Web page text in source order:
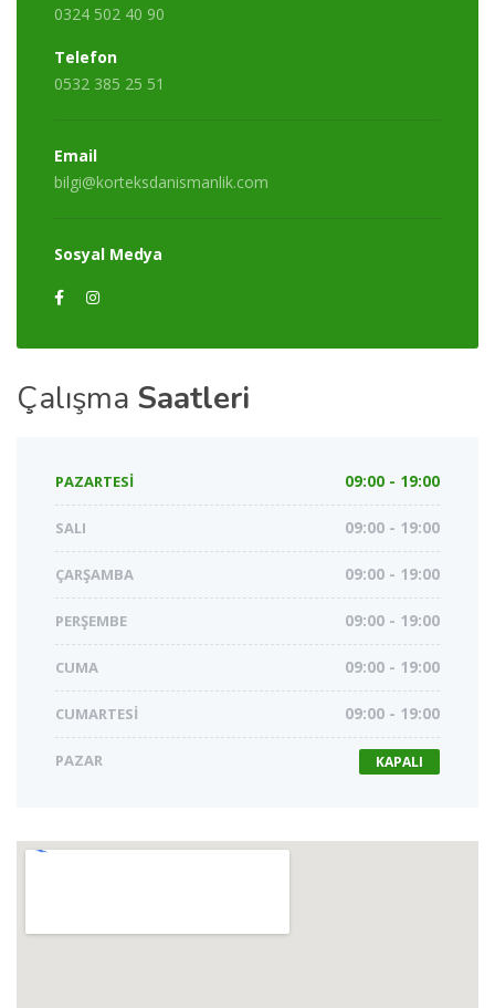
0324 502 40 90
Telefon
0532 385 25 51
Email
bilgi@korteksdanismanlik.com
Sosyal Medya
Çalışma Saatleri
PAZARTESI 09:00 - 19:00
SALI 09:00 - 19:00
ÇARŞAMBA 09:00 - 19:00
PERŞEMBE 09:00 - 19:00
CUMA 09:00 - 19:00
CUMARTESI 09:00 - 19:00
PAZAR KAPALI